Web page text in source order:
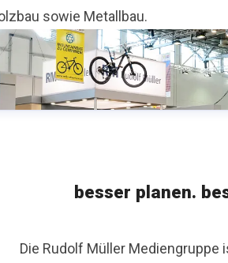
sowie Metallbau.
besser planen.
Die Rudolf Müller